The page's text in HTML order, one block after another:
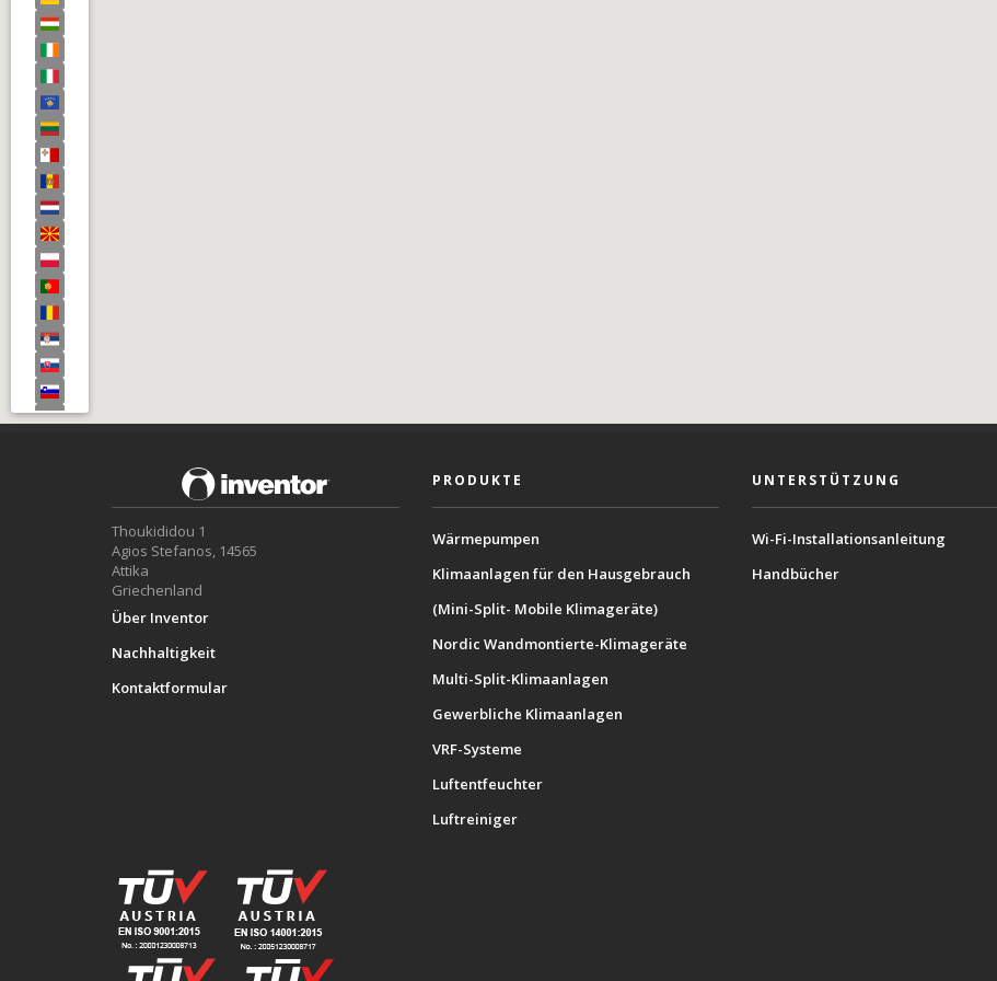
Thoukididou 1
Agios Stefanos, 14565
Attika
Griechenland
Über Inventor
Nachhaltigkeit
Kontaktformular
PRODUKTE
Wärmepumpen
Klimaanlagen für den Hausgebrauch
(Mini-Split- Mobile Klimageräte)
Nordic Wandmontierte-Klimageräte
Multi-Split-Klimaanlagen
Gewerbliche Klimaanlagen
VRF-Systeme
Luftentfeuchter
Luftreiniger
UNTERSTÜTZUNG
Wi-Fi-Installationsanleitung
Handbücher